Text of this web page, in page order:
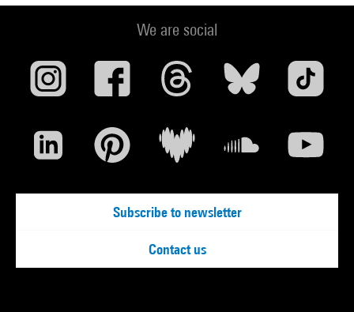
We are social
Subscribe to newsletter
Contact us